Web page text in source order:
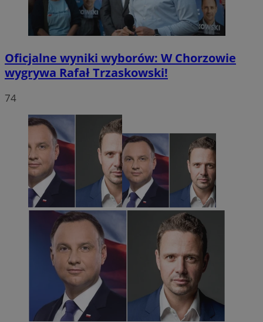
Oficjalne wyniki wyborów: W Chorzowie
wygrywa Rafał Trzaskowski!
74